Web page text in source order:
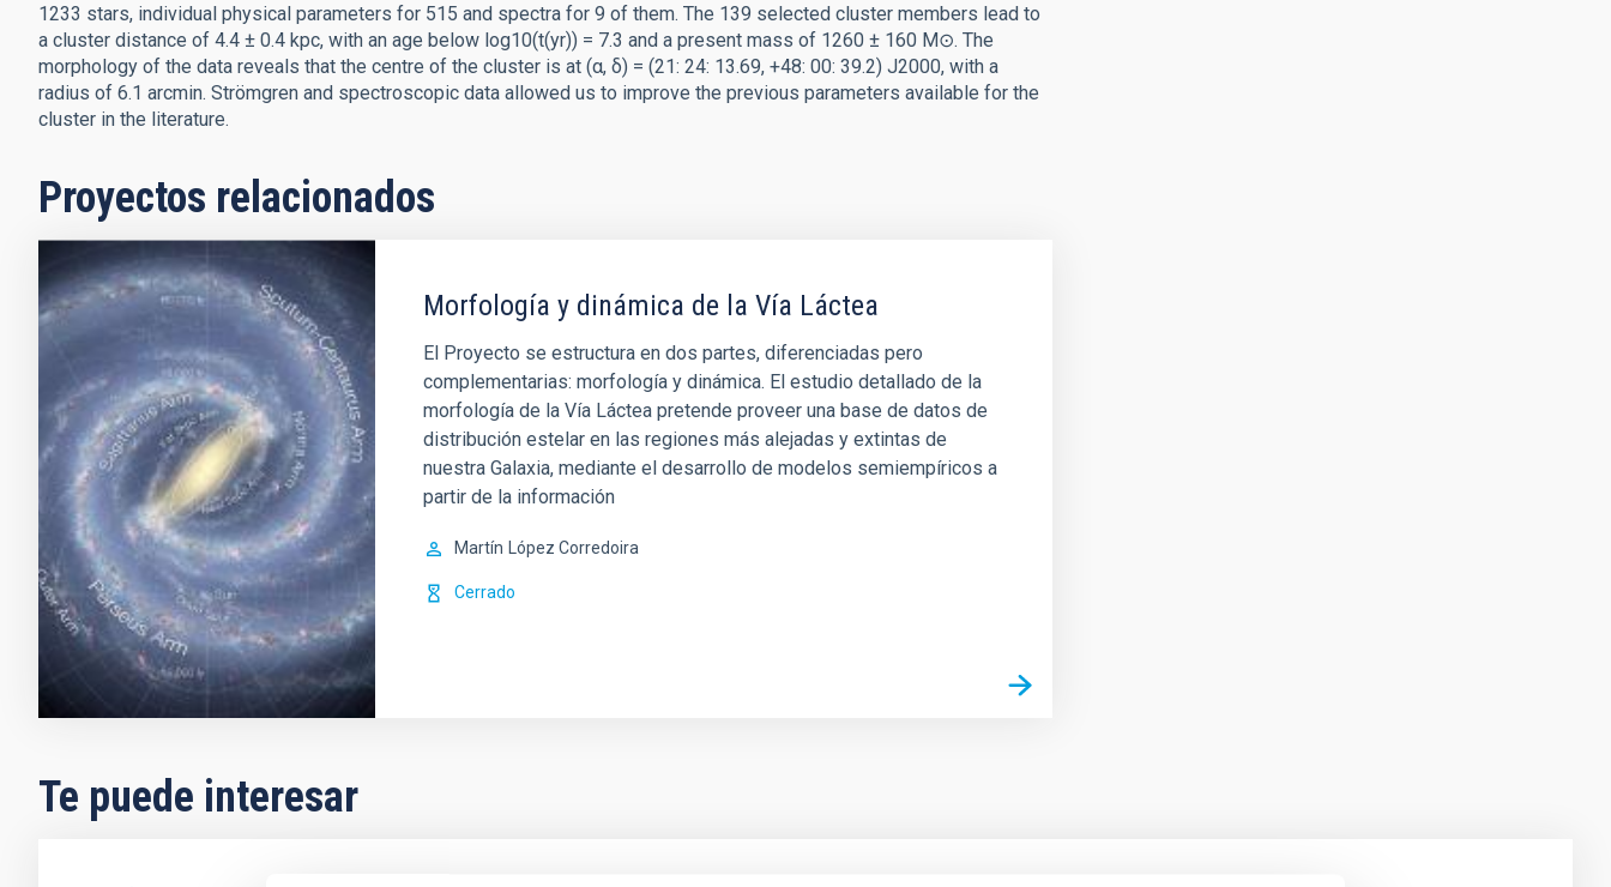
1233 stars, individual physical parameters for 515 and spectra for 9 of them. The 139 selected cluster members lead to
a cluster distance of 4.4 ± 0.4 kpc, with an age below log10(t(yr)) = 7.3 and a present mass of 1260 ± 160 M⊙. The
morphology of the data reveals that the centre of the cluster is at (α, δ) = (21: 24: 13.69, +48: 00: 39.2) J2000, with a
radius of 6.1 arcmin. Strömgren and spectroscopic data allowed us to improve the previous parameters available for the
cluster in the literature.
Proyectos relacionados
Morfología y dinámica de la Vía Láctea
El Proyecto se estructura en dos partes, diferenciadas pero
complementarias: morfología y dinámica. El estudio detallado de la
morfología de la Vía Láctea pretende proveer una base de datos de
distribución estelar en las regiones más alejadas y extintas de
nuestra Galaxia, mediante el desarrollo de modelos semiempíricos a
partir de la información
Martín López Corredoira
Cerrado
Te puede interesar